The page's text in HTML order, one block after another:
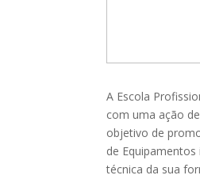
A Escola
com uma ação
objetivo de
de
técnica da sua